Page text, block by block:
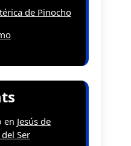
de Pinocho
enJesús de
Ser